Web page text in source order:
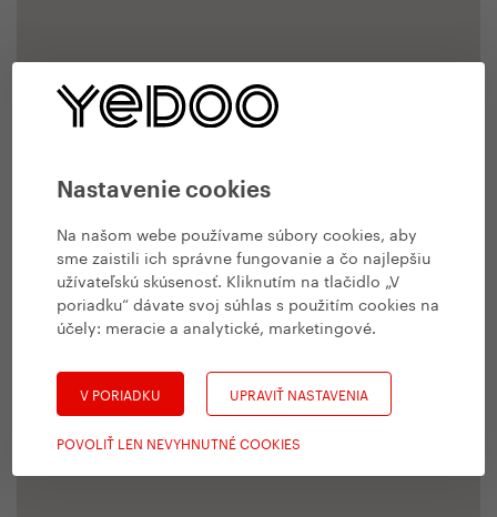
Nastavenie cookies
Na našom webe používame súbory cookies, aby
sme zaistili ich správne fungovanie a čo najlepšiu
užívateľskú skúsenosť. Kliknutím na tlačidlo „V
poriadku“ dávate svoj súhlas s použitím cookies na
účely: meracie a analytické, marketingové.
V PORIADKU UPRAVIŤ NASTAVENIA
POVOLIŤ LEN NEVYHNUTNÉ COOKIES